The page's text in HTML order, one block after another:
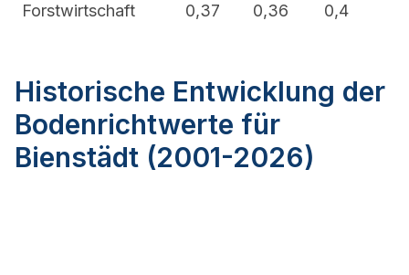
Forstwirtschaft 0,37 0,36 0,4
Historische Entwicklung der
Bodenrichtwerte für
Bienstädt (2001-2026)